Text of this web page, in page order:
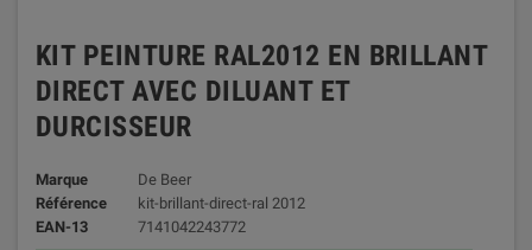
KIT PEINTURE RAL2012 EN BRILLANT
DIRECT AVEC DILUANT ET
DURCISSEUR
Marque
De Beer
Référence
kit-brillant-direct-ral 2012
EAN-13
7141042243772